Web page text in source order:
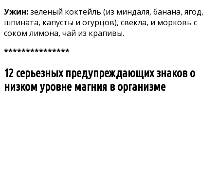
Ужин:зеленый коктейль (из миндаля, банана, ягод,
шпината, капусты и огурцов), свекла, и морковь с
соком лимона, чай из крапивы.
***************
12 серьезных предупреждающих знаков о
низком уровне магния в организме